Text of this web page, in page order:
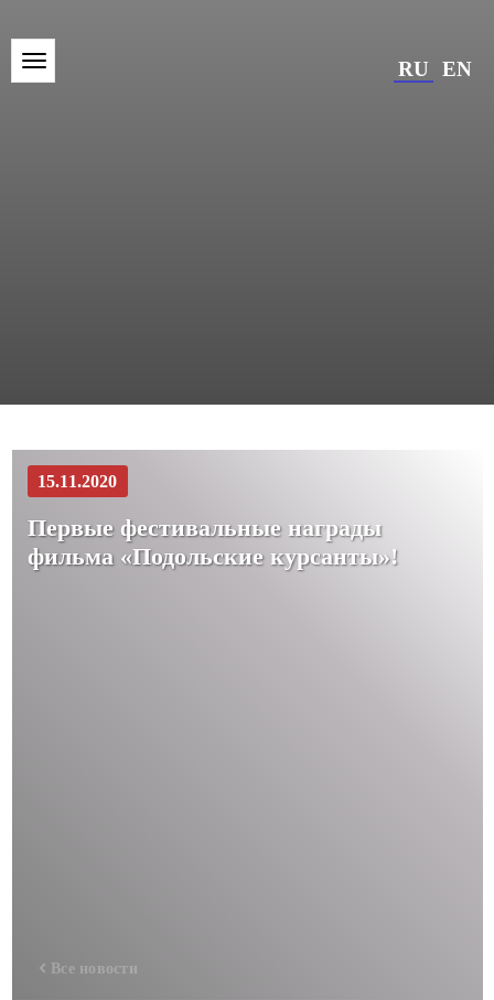
RU EN
15.11.2020
Первые фестивальные награды
фильма «Подольские курсанты»!
Все новости